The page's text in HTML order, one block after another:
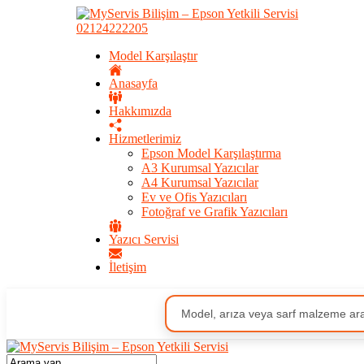
02124222205
Model Karşılaştır
Anasayfa
Hakkımızda
Hizmetlerimiz
Epson Model Karşılaştırma
A3 Kurumsal Yazıcılar
A4 Kurumsal Yazıcılar
Ev ve Ofis Yazıcıları
Fotoğraf ve Grafik Yazıcıları
Yazıcı Servisi
İletişim